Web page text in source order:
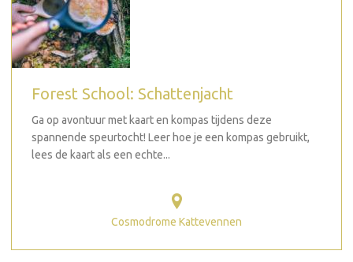
Forest School: Schattenjacht
Ga op avontuur met kaart en kompas tijdens deze
spannende speurtocht! Leer hoe je een kompas gebruikt,
lees de kaart als een echte...
Cosmodrome Kattevennen